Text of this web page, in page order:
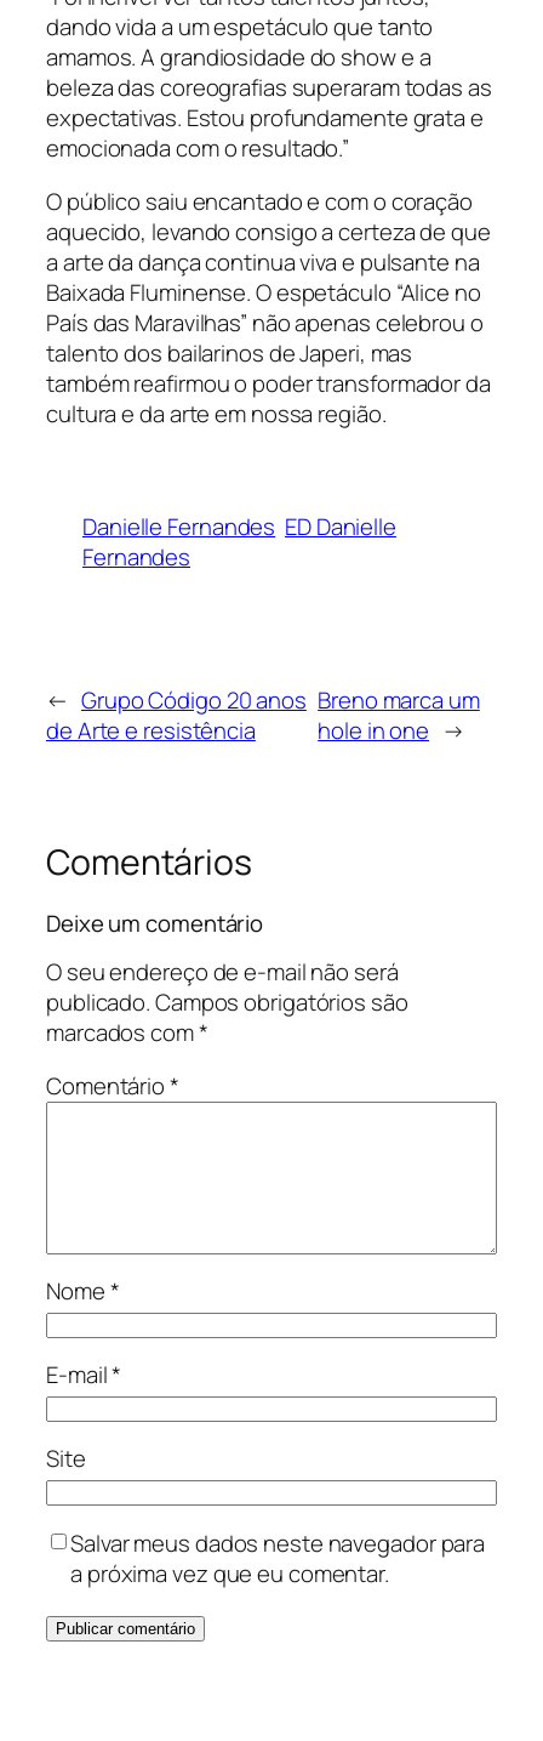
dando vida a um espetáculo que tanto
amamos. A grandiosidade do show e a
beleza das coreografias superaram todas as
expectativas. Estou profundamente grata e
emocionada com o resultado.”
O público saiu encantado e com o coração
aquecido, levando consigo a certeza de que
a arte da dança continua viva e pulsante na
Baixada Fluminense. O espetáculo “Alice no
País das Maravilhas” não apenas celebrou o
talento dos bailarinos de Japeri, mas
também reafirmou o poder transformador da
cultura e da arte em nossa região.
Danielle Fernandes ED Danielle
Fernandes
← Grupo Código 20 anos
de Arte e resistência
Breno marca um
hole in one →
Comentários
Deixe um comentário
O seu endereço de e-mail não será
publicado.Campos obrigatórios são
marcados com*
Comentário*
Nome*
E-mail*
Site
Salvar meus dados neste navegador para
a próxima vez que eu comentar.